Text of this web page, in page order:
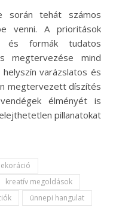
során tehát számos
venni. A prioritások
és formák tudatos
megtervezése mind
varázslatos és
megtervezett díszítés
élményét is
pillanatokat
kreatív megoldások
ünnepi hangulat